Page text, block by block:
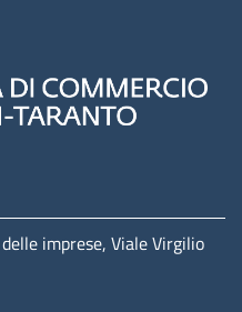
imprese, Viale Virgilio